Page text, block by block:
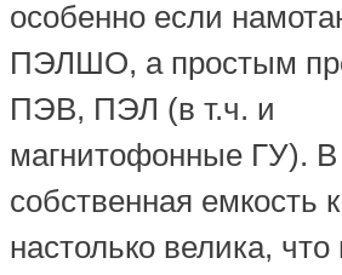
особенно если
ПЭЛШО, а простым
ПЭВ, ПЭЛ (в т.ч. и
магнитофонные ГУ). В
собственная емкость
настолько велика,